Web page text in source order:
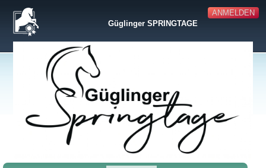
ANMELDEN
Güglinger SPRINGTAGE